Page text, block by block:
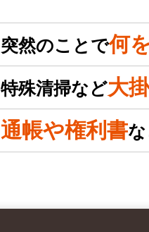
突然のことで何
特殊清掃など大
通帳や権利書